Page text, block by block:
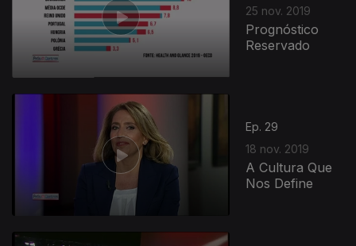
25 nov. 2019
Prognóstico
Reservado
Ep. 29
18 nov. 2019
A Cultura Que
Nos Define